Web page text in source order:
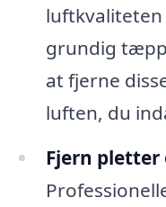
luftkvaliteten
grundig
at fjerne
luften, du
Fjern pletter